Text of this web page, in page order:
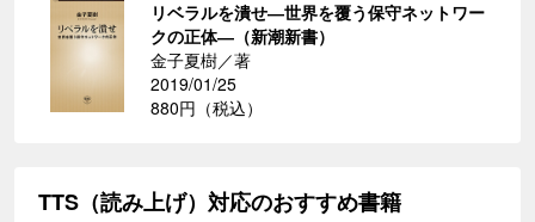
リベラルを潰せ―世界を覆う保守ネットワー
クの正体―（新潮新書）
金子夏樹／著
2019/01/25
880円（税込）
TTS（読み上げ）対応のおすすめ書籍